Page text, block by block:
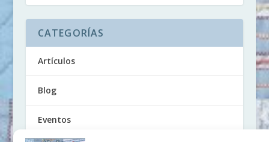
CATEGORÍAS
Artículos
Blog
Eventos